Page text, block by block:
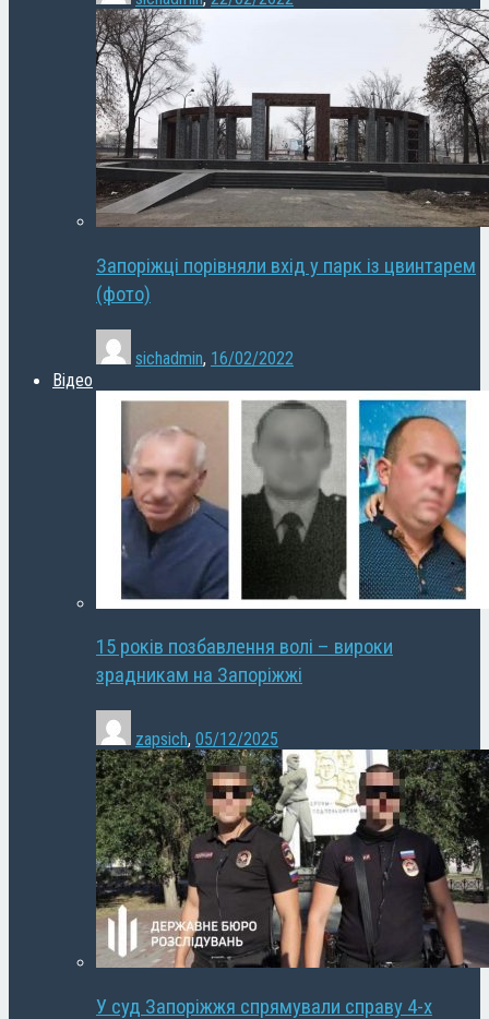
Запоріжці порівняли вхід у парк із цвинтарем
(фото)
sichadmin, 16/02/2022
Відео
15 років позбавлення волі – вироки
зрадникам на Запоріжжі
zapsich, 05/12/2025
У суд Запоріжжя спрямували справу 4-х